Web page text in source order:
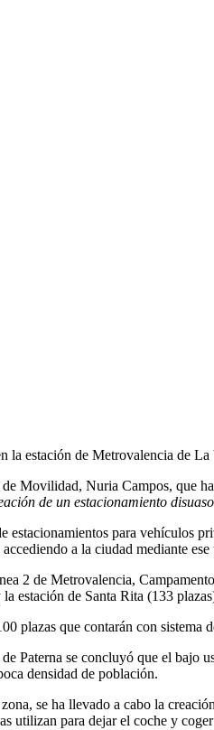
la estación de Metrovalencia de
Movilidad, Nuria Campos, que
de un estacionamiento
estacionamientos para vehículos
a la ciudad mediante
2 de Metrovalencia,
estación de Santa Rita (133
plazas que contarán con
Paterna se concluyó que el bajo
densidad de población.
se ha llevado a cabo la
utilizan para dejar el coche y